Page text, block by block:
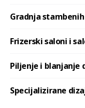
Gradnja
Frizerski saloni i
Piljenje i blanjanje
Specijalizirane